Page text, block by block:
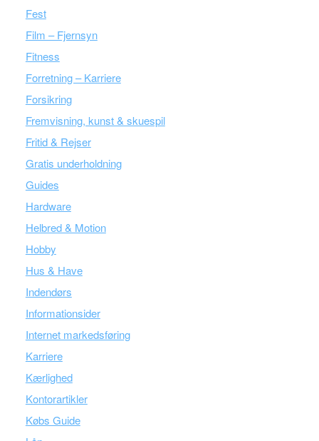
Fest
Film – Fjernsyn
Fitness
Forretning – Karriere
Forsikring
Fremvisning, kunst & skuespil
Fritid & Rejser
Gratis underholdning
Guides
Hardware
Helbred & Motion
Hobby
Hus & Have
Indendørs
Informationsider
Internet markedsføring
Karriere
Kærlighed
Kontorartikler
Købs Guide